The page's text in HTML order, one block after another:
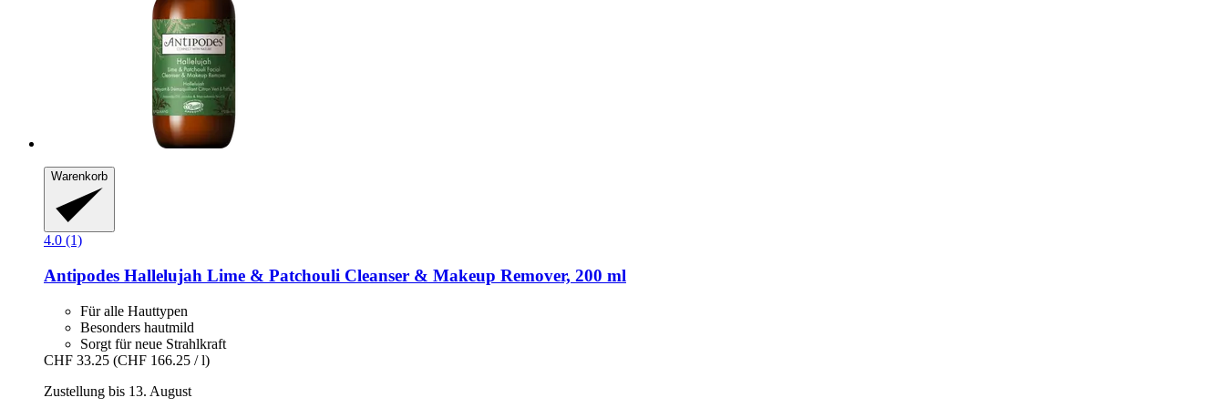
Warenkorb
4.0 (1)
Antipodes Hallelujah Lime & Patchouli Cleanser & Makeup Remover, 200 ml
Für alle Hauttypen
Besonders hautmild
Sorgt für neue Strahlkraft
CHF 33.25 (CHF 166.25 / l)
Zustellung bis 13. August